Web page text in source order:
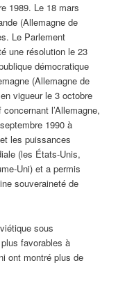
1989. Le 18 mars
(Allemagne de
Le Parlement
une résolution le 23
démocratique
(Allemagne de
vigueur le 3 octobre
l’Allemagne,
1990 à
les puissances
(les États-Unis,
Uni) et a permis
souveraineté de
sous
favorables à
ont montré plus de